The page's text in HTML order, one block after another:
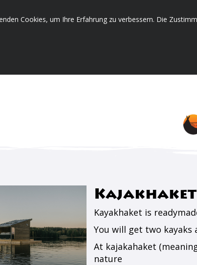
Cookies, um Ihre Erfahrung zu verbessern. Die
Kajakhaket
Kayakhaket is
You will get two
At kajakahaket
nature